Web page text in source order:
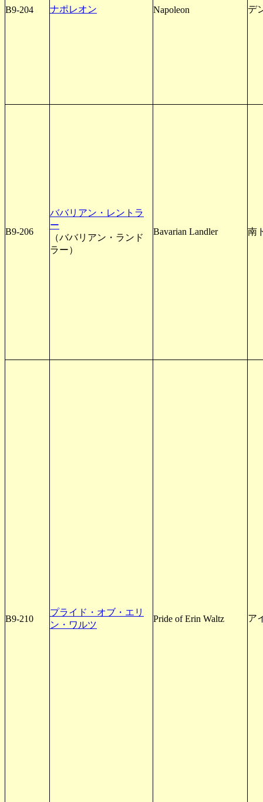
B9-204 ナポレオン Napoleon デ
B9-206
ババリアン・レントラ
ー
（ババリアン・ランド
ラー）
Bavarian Landler 南
B9-210
プライド・オブ・エリ
ン・ワルツ
Pride of Erin Waltz ア